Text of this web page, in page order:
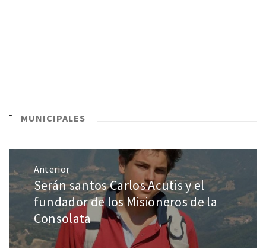
MUNICIPALES
Anterior
Serán santos Carlos Acutis y el
fundador de los Misioneros de la
Consolata